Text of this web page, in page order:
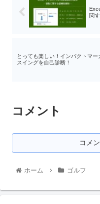
関
とっても楽しい！インパクトマー
スイングを自己診断！
コメント
コメ
ホーム ゴルフ